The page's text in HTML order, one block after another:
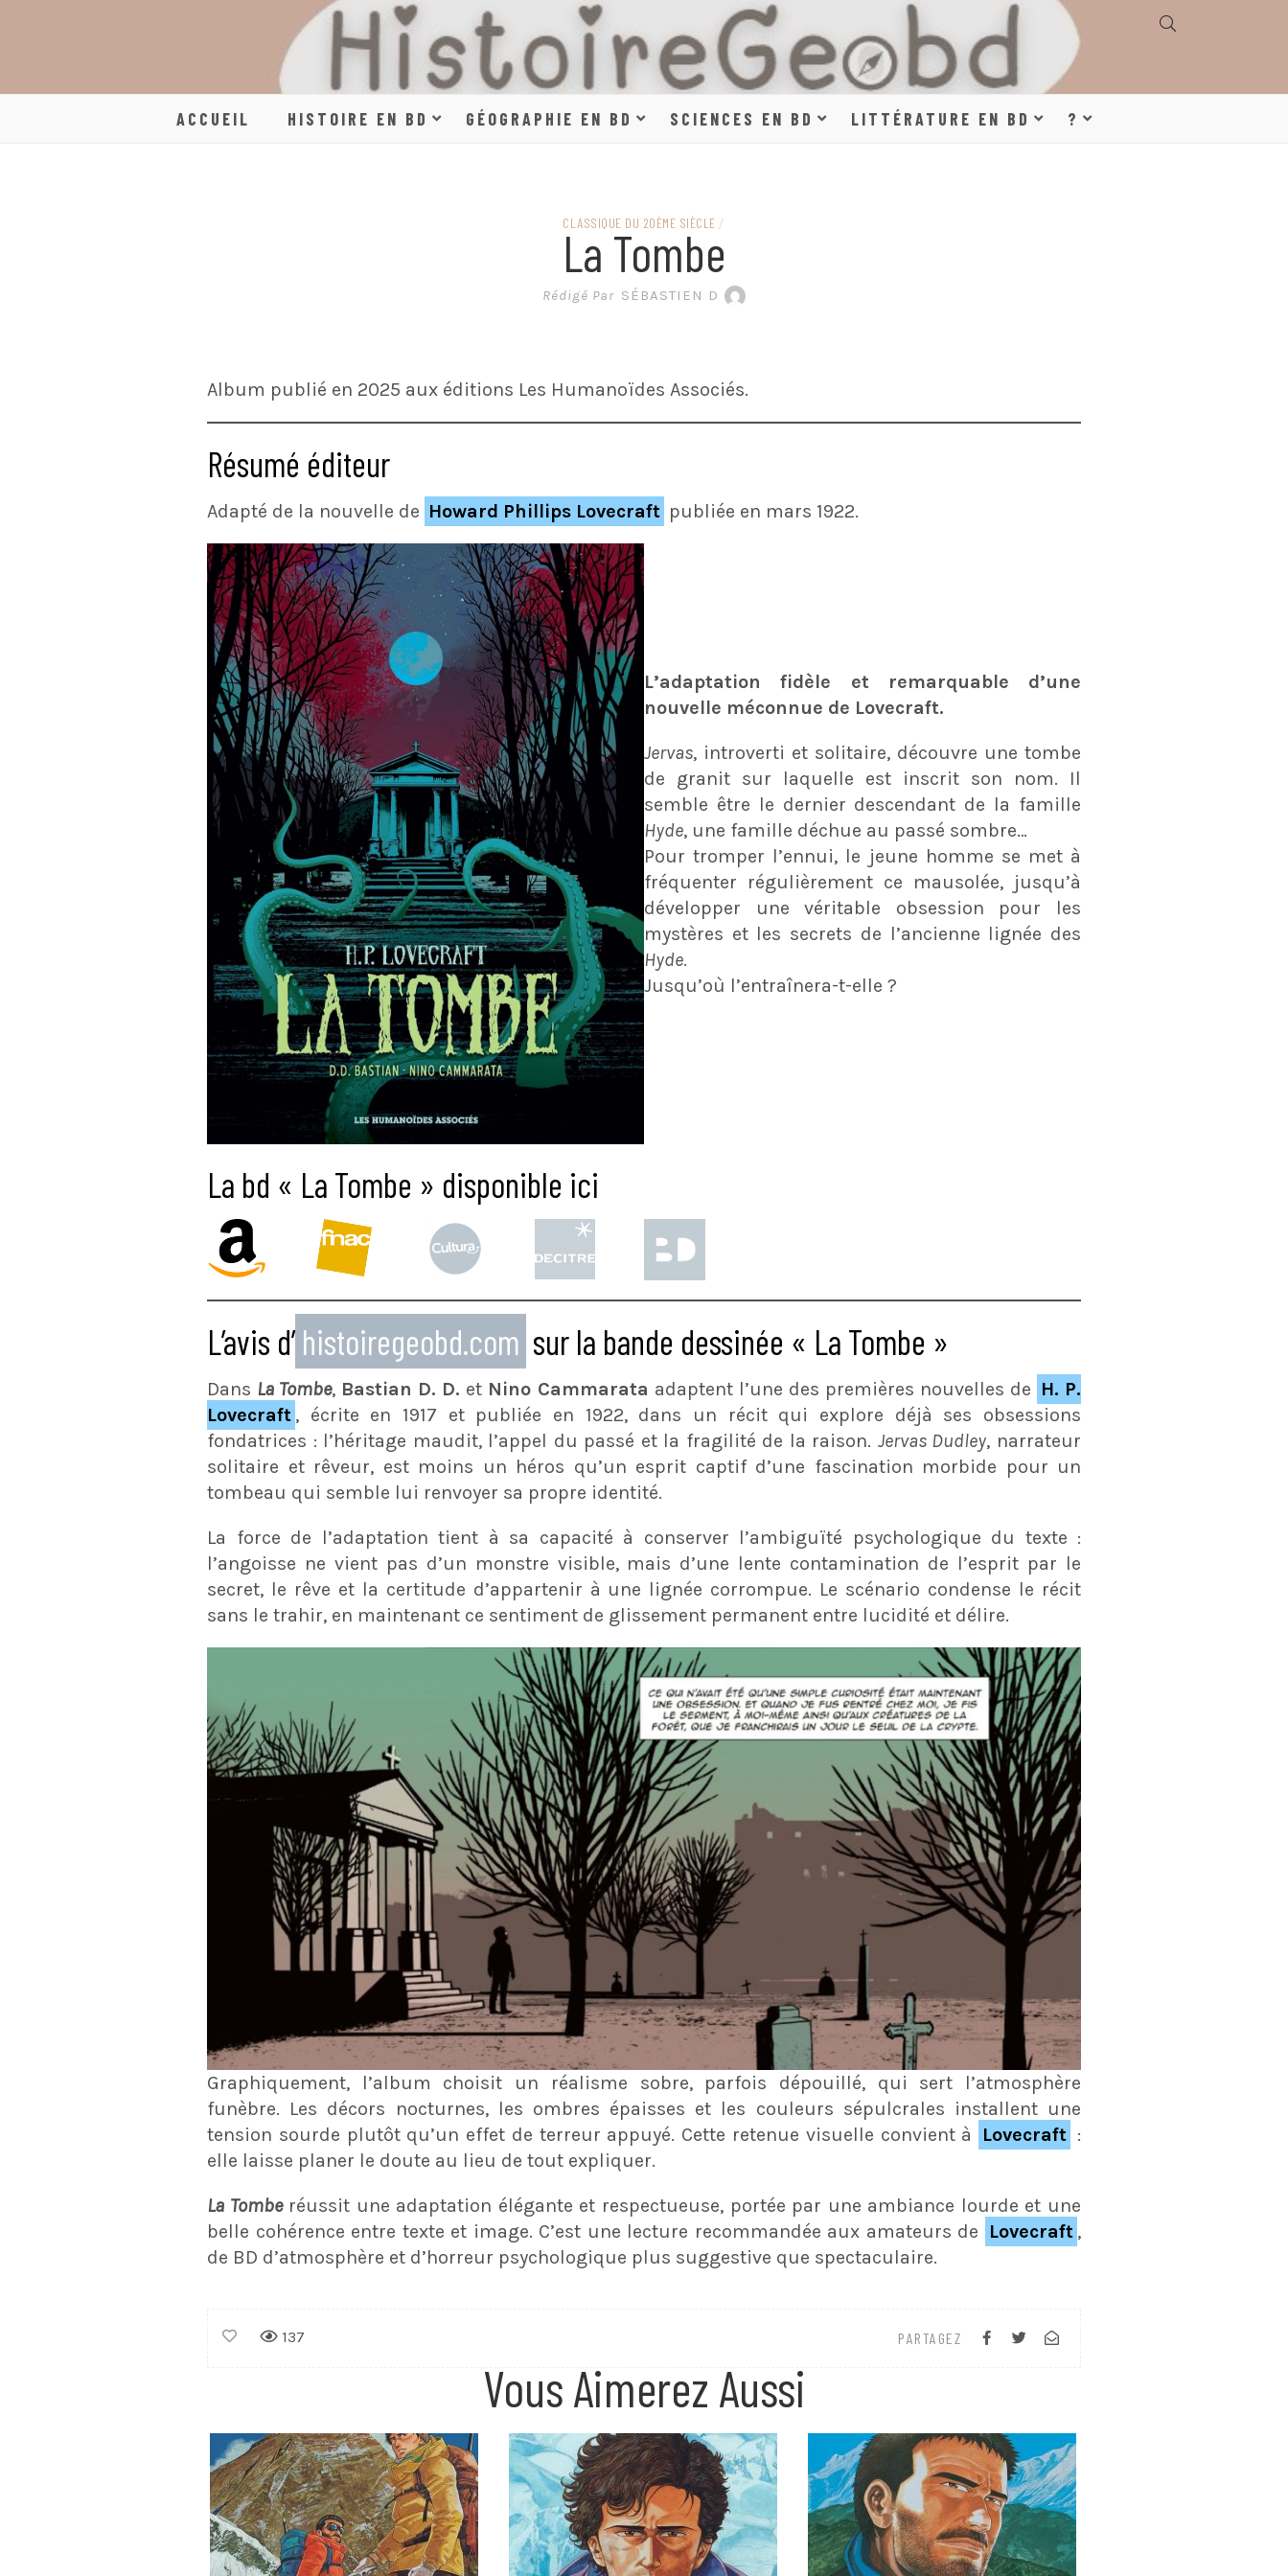
HISTOIRE, GÉOGRAPHIE,
SCIENCES, LITTÉRATURE
EN BANDE DESSINÉE
ACCUEIL HISTOIRE EN BD GÉOGRAPHIE EN BD SCIENCES EN BD LITTÉRATURE EN BD ?
CLASSIQUE DU 20ÈME SIÈCLE /
La Tombe
Rédigé Par SÉBASTIEN D
Album publié en 2025 aux éditions Les Humanoïdes Associés.
Résumé éditeur
Adapté de la nouvelle de Howard Phillips Lovecraft publiée en mars 1922.
L’adaptation fidèle et remarquable d’une
nouvelle méconnue de Lovecraft.
Jervas, introverti et solitaire, découvre une tombe
de granit sur laquelle est inscrit son nom. Il
semble être le dernier descendant de la famille
Hyde, une famille déchue au passé sombre…
Pour tromper l’ennui, le jeune homme se met à
fréquenter régulièrement ce mausolée, jusqu’à
développer une véritable obsession pour les
mystères et les secrets de l’ancienne lignée des
Hyde.
Jusqu’où l’entraînera-t-elle ?
La bd « La Tombe » disponible ici
L’avis d’ histoiregeobd.com sur la bande dessinée « La Tombe »
Dans La Tombe, Bastian D. D. et Nino Cammarata adaptent l’une des premières nouvelles de H. P.
Lovecraft , écrite en 1917 et publiée en 1922, dans un récit qui explore déjà ses obsessions
fondatrices : l’héritage maudit, l’appel du passé et la fragilité de la raison. Jervas Dudley, narrateur
solitaire et rêveur, est moins un héros qu’un esprit captif d’une fascination morbide pour un
tombeau qui semble lui renvoyer sa propre identité.
La force de l’adaptation tient à sa capacité à conserver l’ambiguïté psychologique du texte :
l’angoisse ne vient pas d’un monstre visible, mais d’une lente contamination de l’esprit par le
secret, le rêve et la certitude d’appartenir à une lignée corrompue. Le scénario condense le récit
sans le trahir, en maintenant ce sentiment de glissement permanent entre lucidité et délire.
Graphiquement, l’album choisit un réalisme sobre, parfois dépouillé, qui sert l’atmosphère
funèbre. Les décors nocturnes, les ombres épaisses et les couleurs sépulcrales installent une
tension sourde plutôt qu’un effet de terreur appuyé. Cette retenue visuelle convient à
Lovecraft :
elle laisse planer le doute au lieu de tout expliquer.
La Tomberéussit une adaptation élégante et respectueuse, portée par une ambiance lourde et une
belle cohérence entre texte et image. C’est une lecture recommandée aux amateurs de
Lovecraft ,
de BD d’atmosphère et d’horreur psychologique plus suggestive que spectaculaire.
PARTAGEZ
137
Vous Aimerez Aussi